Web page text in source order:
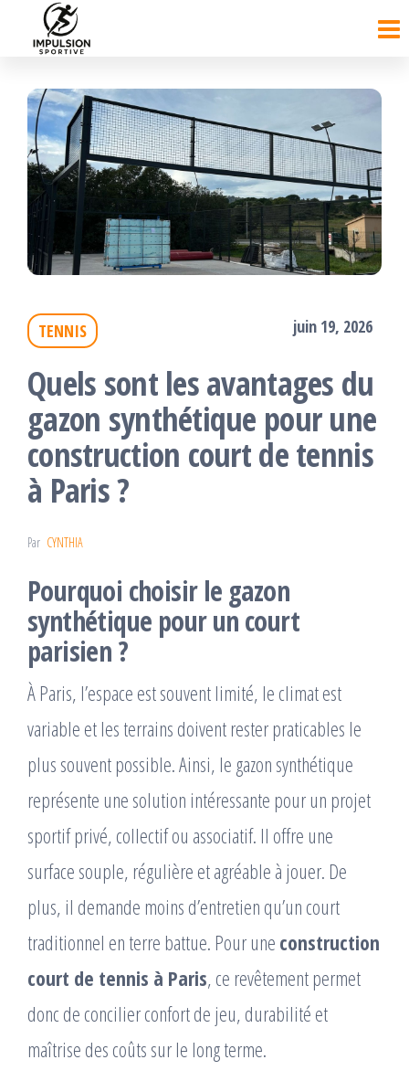
contenu
TENNIS juin 19, 2026
Quels sont les avantages du
gazon synthétique pour une
construction court de tennis
à Paris ?
Par CYNTHIA
Pourquoi choisir le gazon
synthétique pour un court
parisien ?
À Paris, l’espace est souvent limité, le climat est
variable et les terrains doivent rester praticables le
plus souvent possible. Ainsi, le gazon synthétique
représente une solution intéressante pour un projet
sportif privé, collectif ou associatif. Il offre une
surface souple, régulière et agréable à jouer. De
plus, il demande moins d’entretien qu’un court
traditionnel en terre battue. Pour une construction
court de tennis à Paris, ce revêtement permet
donc de concilier confort de jeu, durabilité et
maîtrise des coûts sur le long terme.